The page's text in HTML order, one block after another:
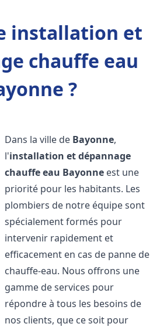
installation et
chauffe eau
?
Dans la ville de Bayonne,
l'installation et dépannage
chauffe eau Bayonne est une
priorité pour les habitants. Les
plombiers de notre équipe sont
spécialement formés pour
intervenir rapidement et
efficacement en cas de panne de
chauffe-eau. Nous offrons une
gamme de services pour
répondre à tous les besoins de
nos clients, que ce soit pour